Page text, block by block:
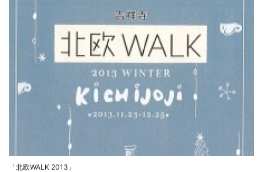
「北欧WALK 2013」